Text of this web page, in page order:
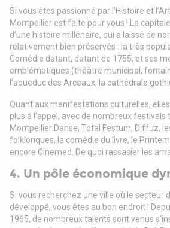
Si vous êtes passionné par l’Histoire et
Montpellier est faite pour vous ! La
d’une histoire millénaire, qui a laissé de
relativement bien préservés : la très
Comédie datant, datant de 1755, et ses
emblématiques (théâtre municipal,
l’aqueduc des Arceaux, la cathédrale
Quant aux manifestations culturelles,
plus à l’appel, avec de nombreux festivals
Montpellier Danse, Total Festum, Diffuz,
folkloriques, la comédie du livre, le
encore Cinemed. De quoi rassasier les
4. Un pôle économique
Si vous recherchez une ville où le secteur
développé, vous êtes au bon endroit !
1965, de nombreux talents sont venus